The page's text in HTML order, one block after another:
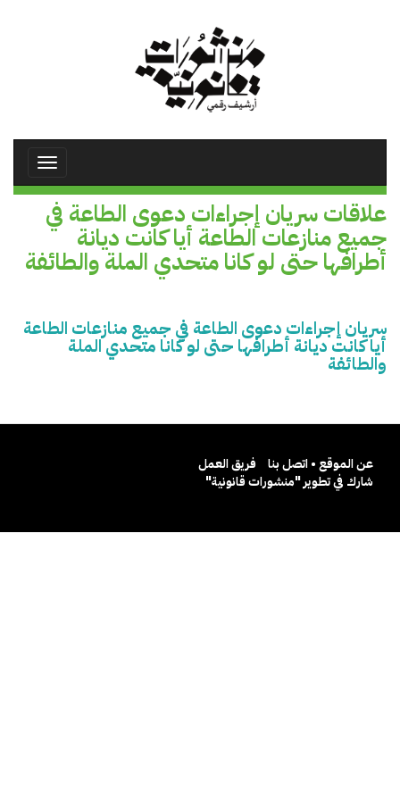
Toggle
علاقات سريان إجراءات دعوى الطاعة في
جميع منازعات الطاعة أيا كانت ديانة
أطرافها حتى لو كانا متحدي الملة والطائفة
سريان إجراءات دعوى الطاعة في جميع منازعات الطاعة
أيا كانت ديانة أطرافها حتى لو كانا متحدي الملة
والطائفة
عن الموقع • اتصل بنا
فريق العمل
شارك في تطوير "منشورات قانونية"